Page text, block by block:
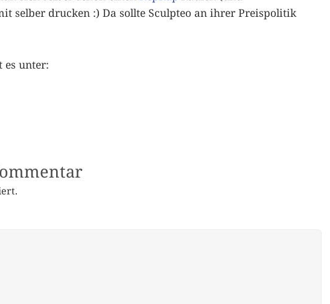
selber drucken :) Da sollte Sculpteo an ihrer Preispolitik
es unter: